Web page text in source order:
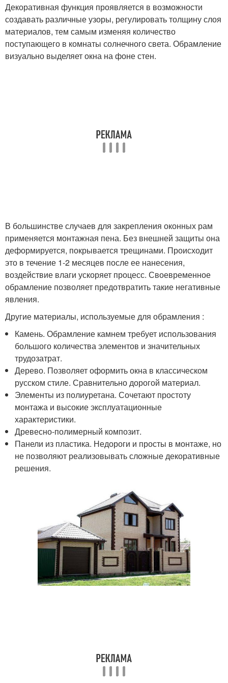
Декоративная функция проявляется в возможности
создавать различные узоры, регулировать толщину слоя
материалов, тем самым изменяя количество
поступающего в комнаты солнечного света. Обрамление
визуально выделяет окна на фоне стен.
В большинстве случаев для закрепления оконных рам
применяется монтажная пена. Без внешней защиты она
деформируется, покрывается трещинами. Происходит
это в течение 1-2 месяцев после ее нанесения,
воздействие влаги ускоряет процесс. Своевременное
обрамление позволяет предотвратить такие негативные
явления.
Другие материалы, используемые для обрамления :
Камень. Обрамление камнем требует использования
большого количества элементов и значительных
трудозатрат.
Дерево. Позволяет оформить окна в классическом
русском стиле. Сравнительно дорогой материал.
Элементы из полиуретана. Сочетают простоту
монтажа и высокие эксплуатационные
характеристики.
Древесно-полимерный композит.
Панели из пластика. Недороги и просты в монтаже, но
не позволяют реализовывать сложные декоративные
решения.